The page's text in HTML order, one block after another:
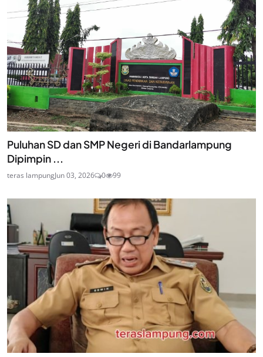
Puluhan SD dan SMP Negeri di Bandarlampung
Dipimpin ...
teras lampungJun 03, 2026 0 99